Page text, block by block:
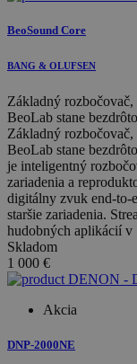
BeoSound Core
BANG & OLUFSEN
Základný
BeoLab stane
Základný
BeoLab stane
je inteligentný
zariadenia a
digitálny zvuk end-to-
staršie zariadenia.
hudobných aplikácií v
Skladom
1 000 €
Akcia
DNP-2000NE